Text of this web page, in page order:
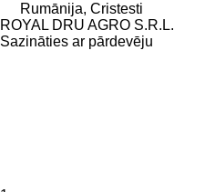
Rumānija, Cristesti
ROYAL DRU AGRO S.R.L.
Sazināties ar pārdevēju